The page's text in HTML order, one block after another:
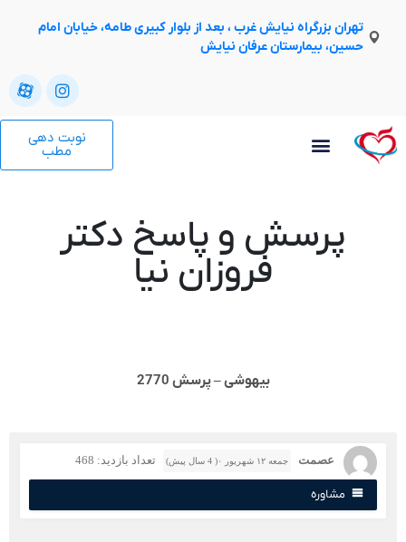
تهران بزرگراه نیایش غرب ، بعد از بلوار کبیری طامه، خیابان امام
حسین، بیمارستان عرفان نیایش
نوبت دهی
پرسش و پاسخ دکتر
فروزان نیا
بیهوشی – پرسش 2770
عصمت جمعه ۱۲ شهریور ۰( 4 سال پیش) تعداد بازدید: 468
مشاوره